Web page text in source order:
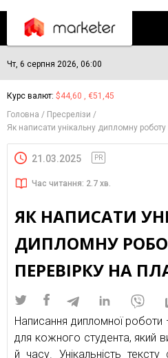
Чт, 6 серпня 2026, 06:00
Курс валют: $44,60 , €51,45
Головна
Пресрелізи
Як написати унікальну дипломну роботу
21.03.2025 PR
Час читання: 2.7 хв.
ЯК НАПИСАТИ
ДИПЛОМНУ
ПЕРЕВІРКУ НА
Написання дипломної роботи
для кожного студента, який
й часу. Унікальність